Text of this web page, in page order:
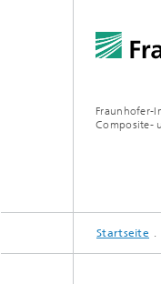
Fraunhofer-
Composite-
Startseite